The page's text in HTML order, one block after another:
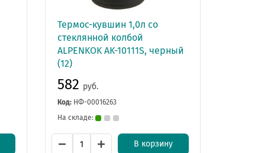
Термос-кувшин 1,0л со
стеклянной колбой
ALPENKOK AK-10111S, черный
(12)
582 руб.
Код: НФ-00016263
На складе:
В корзину